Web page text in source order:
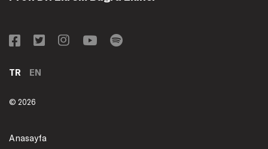
TR EN
© 2026
Anasayfa